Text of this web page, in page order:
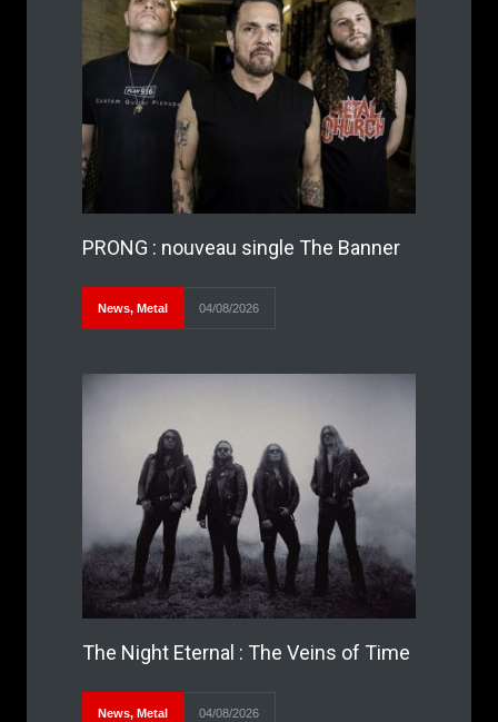
PRONG : nouveau single The Banner
News, Metal 04/08/2026
The Night Eternal : The Veins of Time
News, Metal 04/08/2026